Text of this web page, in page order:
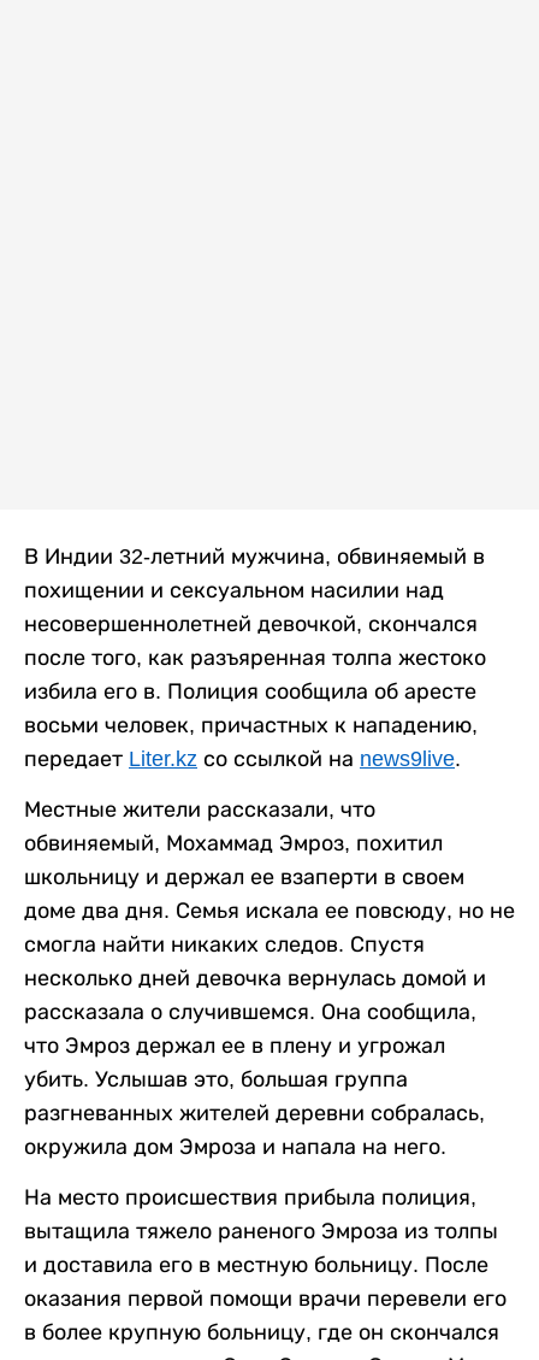
В Индии 32-летний мужчина, обвиняемый в
похищении и сексуальном насилии над
несовершеннолетней девочкой, скончался
после того, как разъяренная толпа жестоко
избила его в. Полиция сообщила об аресте
восьми человек, причастных к нападению,
передает Liter.kz со ссылкой на news9live.
Местные жители рассказали, что
обвиняемый, Мохаммад Эмроз, похитил
школьницу и держал ее взаперти в своем
доме два дня. Семья искала ее повсюду, но не
смогла найти никаких следов. Спустя
несколько дней девочка вернулась домой и
рассказала о случившемся. Она сообщила,
что Эмроз держал ее в плену и угрожал
убить. Услышав это, большая группа
разгневанных жителей деревни собралась,
окружила дом Эмроза и напала на него.
На место происшествия прибыла полиция,
вытащила тяжело раненого Эмроза из толпы
и доставила его в местную больницу. После
оказания первой помощи врачи перевели его
в более крупную больницу, где он скончался